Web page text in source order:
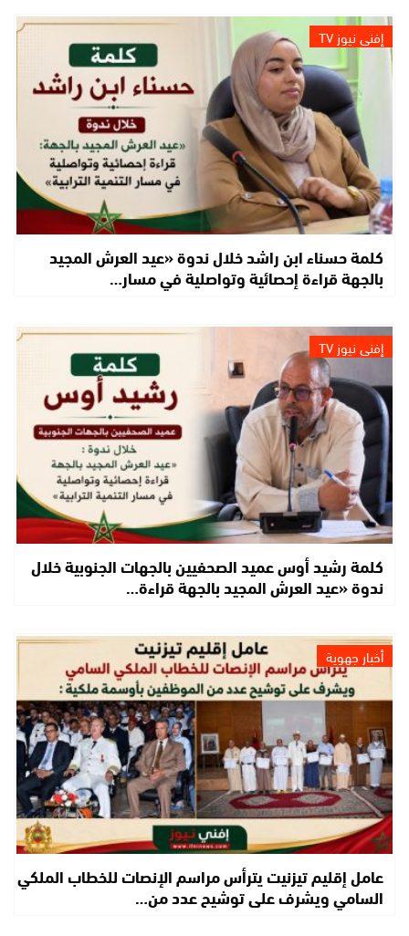
إفني نيوز TV
كلمة حسناء ابن راشد خلال ندوة «عيد العرش المجيد
بالجهة قراءة إحصائية وتواصلية في مسار…
إفني نيوز TV
كلمة رشيد أوس عميد الصحفيين بالجهات الجنوبية خلال
ندوة «عيد العرش المجيد بالجهة قراءة…
أخبار جهوية
عامل إقليم تيزنيت يترأس مراسم الإنصات للخطاب الملكي
السامي ويشرف على توشيح عدد من…